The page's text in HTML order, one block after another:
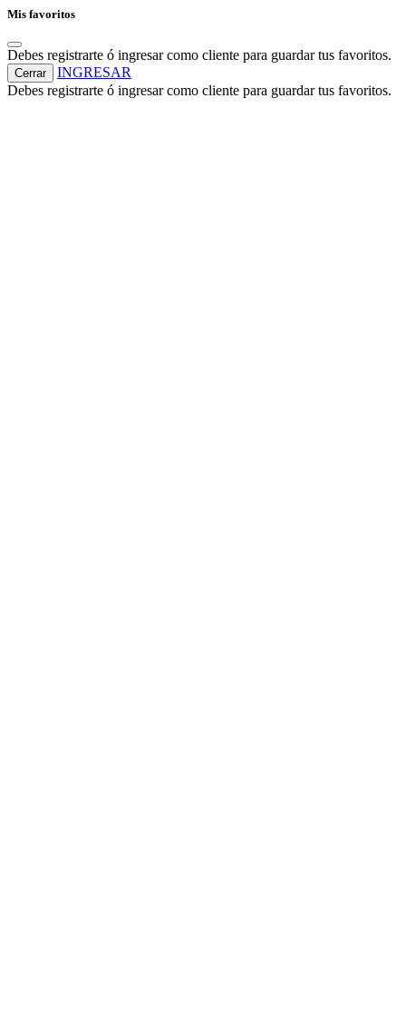
Mis favoritos
Debes registrarte ó ingresar como cliente para guardar tus favoritos.
Cerrar
INGRESAR
Debes registrarte ó ingresar como cliente para guardar tus favoritos.